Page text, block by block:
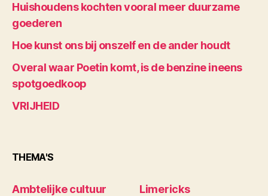
Huishoudens kochten vooral meer duurzame
goederen
Hoe kunst ons bij onszelf en de ander houdt
Overal waar Poetin komt, is de benzine ineens
spotgoedkoop
VRIJHEID
THEMA'S
Ambtelijke cultuur
Limericks